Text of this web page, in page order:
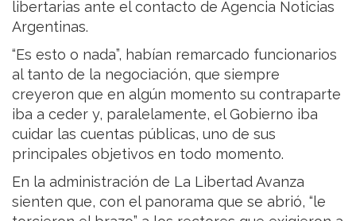
libertarias ante el contacto de Agencia Noticias
Argentinas.
“Es esto o nada”, habían remarcado funcionarios
al tanto de la negociación, que siempre
creyeron que en algún momento su contraparte
iba a ceder y, paralelamente, el Gobierno iba
cuidar las cuentas públicas, uno de sus
principales objetivos en todo momento.
En la administración de La Libertad Avanza
sienten que, con el panorama que se abrió, “le